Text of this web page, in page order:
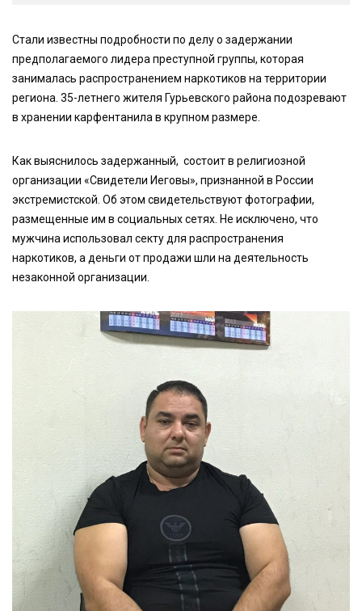
Стали известны подробности по делу о задержании
предполагаемого лидера преступной группы, которая
занималась распространением наркотиков на территории
региона. 35-летнего жителя Гурьевского района подозревают
в хранении карфентанила в крупном размере.
Как выяснилось задержанный, состоит в религиозной
организации «Свидетели Иеговы», признанной в России
экстремистской. Об этом свидетельствуют фотографии,
размещенные им в социальных сетях. Не исключено, что
мужчина использовал секту для распространения
наркотиков, а деньги от продажи шли на деятельность
незаконной организации.